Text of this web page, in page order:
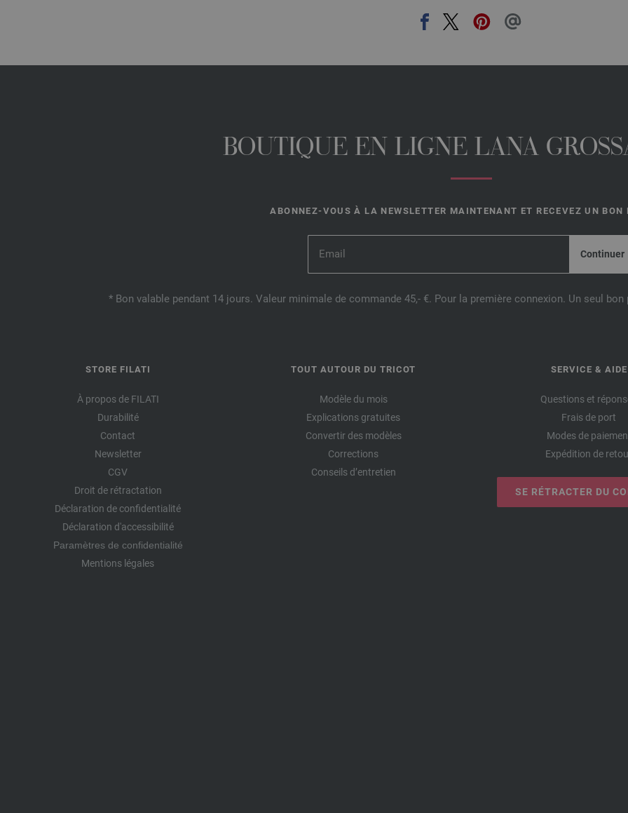
BOUTIQUE EN LIGNE LANA
ABONNEZ-VOUS À LA NEWSLETTER MAINTENANT ET RECEVEZ UN BON
* Bon valable pendant 14 jours. Valeur minimale de commande 45,- €. Pour la première connexion. Un seul
STORE FILATI
À propos de FILATI
Durabilité
Contact
Newsletter
CGV
Droit de rétractation
Déclaration de confidentialité
Déclaration d'accessibilité
Paramètres de confidentialité
Mentions légales
TOUT AUTOUR DU TRICOT
Modèle du mois
Explications gratuites
Convertir des modèles
Corrections
Conseils d’entretien
SERVICE & AIDE
Questions et
Frais de port
Modes de
Expédition de
SE RÉTRACTER DU